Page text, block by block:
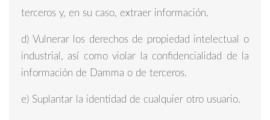
terceros y, en su caso, extraer información.
d) Vulnerar los derechos de propiedad intelectual o
industrial, así como violar la confidencialidad de la
información de Damma o de terceros.
e) Suplantar la identidad de cualquier otro usuario.